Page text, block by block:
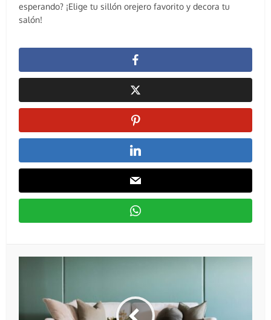
esperando? ¡Elige tu sillón orejero favorito y decora tu
salón!